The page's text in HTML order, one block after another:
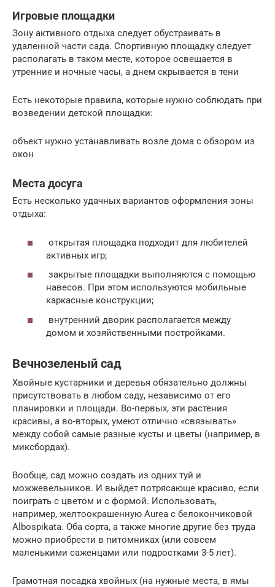
Игровые площадки
Зону активного отдыха следует обустраивать в
удаленной части сада. Спортивную площадку следует
располагать в таком месте, которое освещается в
утренние и ночные часы, а днем скрывается в тени
Есть некоторые правила, которые нужно соблюдать при
возведении детской площадки:
объект нужно устанавливать возле дома с обзором из
окон
Места досуга
Есть несколько удачных вариантов оформления зоны
отдыха:
открытая площадка подходит для любителей
активных игр;
закрытые площадки выполняются с помощью
навесов. При этом используются мобильные
каркасные конструкции;
внутренний дворик располагается между
домом и хозяйственными постройками.
Вечнозеленый сад
Хвойные кустарники и деревья обязательно должны
присутствовать в любом саду, независимо от его
планировки и площади. Во-первых, эти растения
красивы, а во-вторых, умеют отлично «связывать»
между собой самые разные кусты и цветы (например, в
миксбордах).
Вообще, сад можно создать из одних туй и
можжевельников. И выйдет потрясающе красиво, если
поиграть с цветом и с формой. Использовать,
например, желтоокрашенную Aurea с белокончиковой
Albospikata. Оба сорта, а также многие другие без труда
можно приобрести в питомниках (или совсем
маленькими саженцами или подростками 3-5 лет).
Грамотная посадка хвойных (на нужные места, в ямы